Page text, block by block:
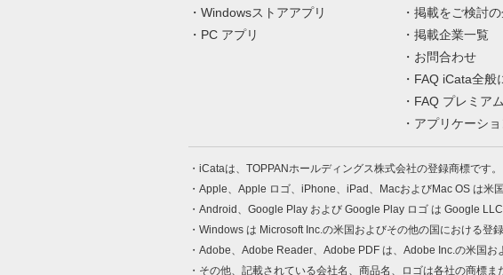
Windowsストアアプリ
PC アプリ
掲載をご検討
掲載企業一覧
お問合わせ
FAQ iCata全般
FAQ プレミア
アプリケーシ
iCataは、TOPPANホールディングス株式会社の登録商標です。
Apple、Apple ロゴ、iPhone、iPad、MacおよびMac OS は米
Android、Google Play および Google Play ロゴ は Google LLC
Windows は Microsoft Inc.の米国およびその他の国における登
Adobe、Adobe Reader、Adobe PDF は、Adobe Inc.の米国お
その他、記載されている会社名、商品名、ロゴは各社の商標ま